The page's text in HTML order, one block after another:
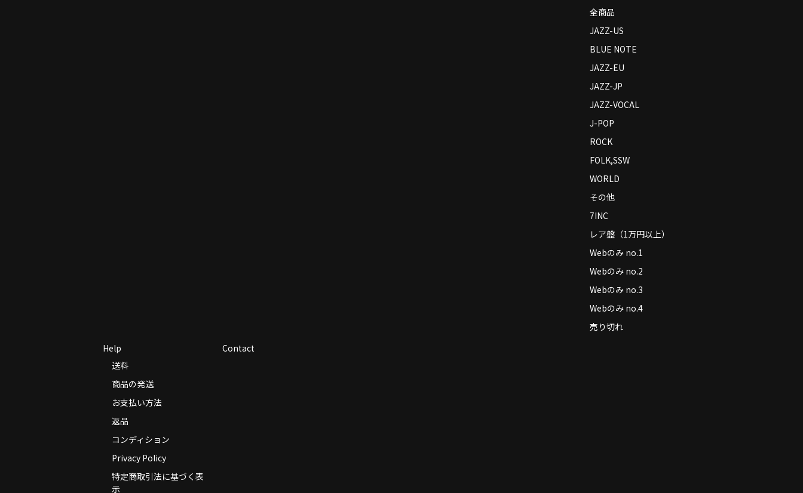
全商品
JAZZ-US
BLUE NOTE
JAZZ-EU
JAZZ-JP
JAZZ-VOCAL
J-POP
ROCK
FOLK,SSW
WORLD
その他
7INC
レア盤（1万円以上）
Webのみ no.1
Webのみ no.2
Webのみ no.3
Webのみ no.4
売り切れ
Help
送料
商品の発送
お支払い方法
返品
コンディション
Privacy Policy
特定商取引法に基づく表
示
Contact